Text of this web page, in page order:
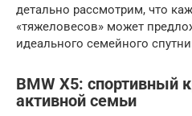
детально рассмотрим, что
«тяжеловесов» может
идеального семейного
BMW X5: спортивный
активной семьи